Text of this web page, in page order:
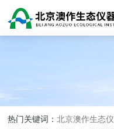
热门关键词：北京澳作生态